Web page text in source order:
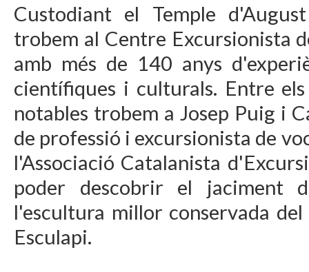
Custodiant el Temple
trobem al Centre Excursionista
amb més de 140 anys
científiques i culturals. Entre els
notables trobem a Josep Puig i
de professió i excursionista de
l'Associació Catalanista
poder descobrir el jaciment
l'escultura millor conservada
Esculapi.